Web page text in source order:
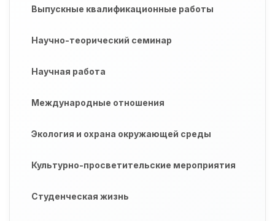
Выпускные квалификационные работы
Научно-теорический семинар
Научная работа
Международные отношения
Экология и охрана окружающей среды
Культурно-просветительские мероприятия
Студенческая жизнь